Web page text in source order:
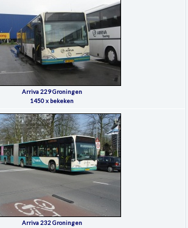
Arriva 229 Groningen
1450 x bekeken
Arriva 232 Groningen